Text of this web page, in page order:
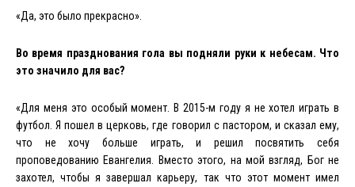
«Да, это было прекрасно».
Во время празднования гола вы подняли руки к небесам. Что
это значило для вас?
«Для меня это особый момент. В 2015-м году я не хотел играть в
футбол. Я пошел в церковь, где говорил с пастором, и сказал ему,
что не хочу больше играть, и решил посвятить себя
проповедованию Евангелия. Вместо этого, на мой взгляд, Бог не
захотел, чтобы я завершал карьеру, так что этот момент имел